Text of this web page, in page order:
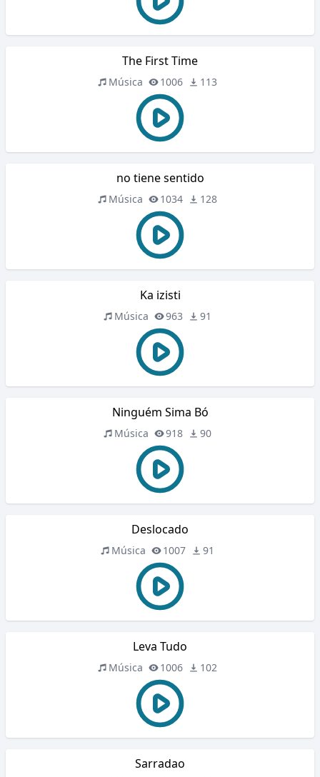
The First Time
Música 1006 113
no tiene sentido
Música 1034 128
Ka izisti
Música 963 91
Ninguém Sima Bó
Música 918 90
Deslocado
Música 1007 91
Leva Tudo
Música 1006 102
Sarradao